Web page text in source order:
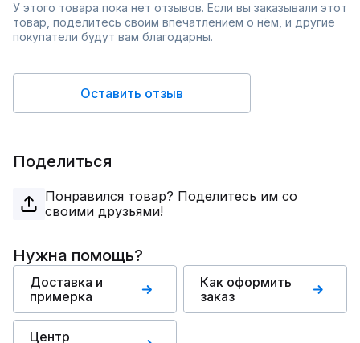
У этого товара пока нет отзывов. Если вы заказывали этот
товар, поделитесь своим впечатлением о нём, и другие
покупатели будут вам благодарны.
Оставить отзыв
Поделиться
Понравился товар? Поделитесь им со
своими друзьями!
Нужна помощь?
Доставка и
примерка
Как оформить
заказ
Центр